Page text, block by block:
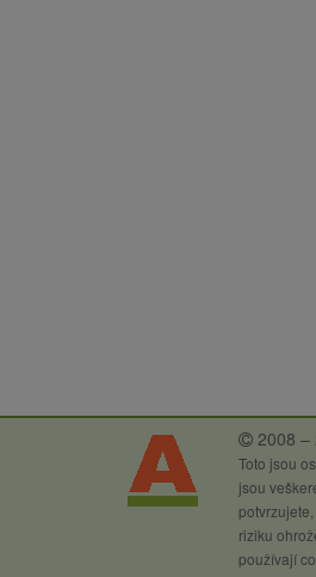
2008 –
Toto jsou
jsou
riziku
používají